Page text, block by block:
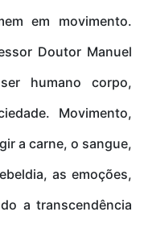
em movimento.
Doutor Manuel
humano corpo,
Movimento,
a carne, o sangue,
as emoções,
a transcendência